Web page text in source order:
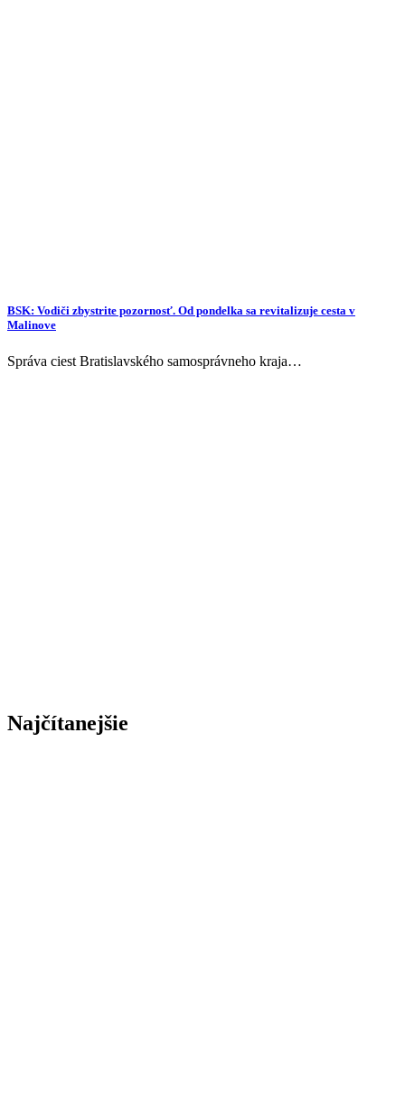
BSK: Vodiči zbystrite pozornosť. Od pondelka sa revitalizuje cesta v
Malinove
Správa ciest Bratislavského samosprávneho kraja…
Najčítanejšie